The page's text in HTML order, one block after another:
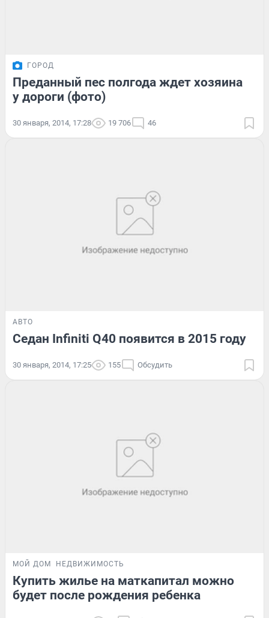
ГОРОД
Преданный пес полгода ждет хозяина
у дороги (фото)
30 января, 2014, 17:28 19 706 46
АВТО
Седан Infiniti Q40 появится в 2015 году
30 января, 2014, 17:25 155 Обсудить
МОЙ ДОМ НЕДВИЖИМОСТЬ
Купить жилье на маткапитал можно
будет после рождения ребенка